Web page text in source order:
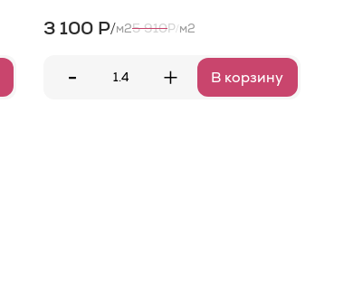
3 100 Р/м25 910Р/м2
- + В корзину